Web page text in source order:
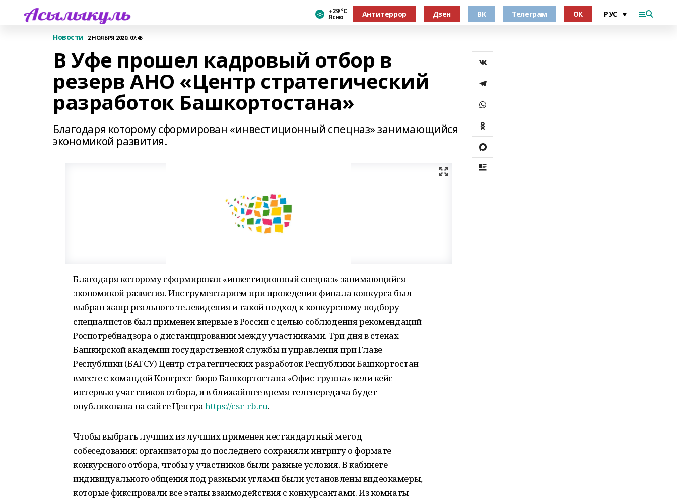
+29 °С
Ясно Антитеррор Дзен ВК Телеграм ОК
Новости 2 НОЯБРЯ 2020, 07:45
В Уфе прошел кадровый отбор в
резерв АНО «Центр стратегический
разработок Башкортостана»
Благодаря которому сформирован «инвестиционный спецназ» занимающийся
экономикой развития.
Благодаря которому сформирован «инвестиционный спецназ» занимающийся
экономикой развития. Инструментарием при проведении финала конкурса был
выбран жанр реального телевидения и такой подход к конкурсному подбору
специалистов был применен впервые в России с целью соблюдения рекомендаций
Роспотребнадзора о дистанцировании между участниками. Три дня в стенах
Башкирской академии государственной службы и управления при Главе
Республики (БАГСУ) Центр стратегических разработок Республики Башкортостан
вместе с командой Конгресс-бюро Башкортостана «Офис-группа» вели кейс-
интервью участников отбора, и в ближайшее время телепередача будет
опубликована на сайте Центраhttps://csr-rb.ru.
Чтобы выбрать лучших из лучших применен нестандартный метод
собеседования: организаторы до последнего сохраняли интригу о формате
конкурсного отбора, чтобы у участников были равные условия. В кабинете
индивидуального общения под разными углами были установлены видеокамеры,
которые фиксировали все этапы взаимодействия с конкурсантами. Из комнаты